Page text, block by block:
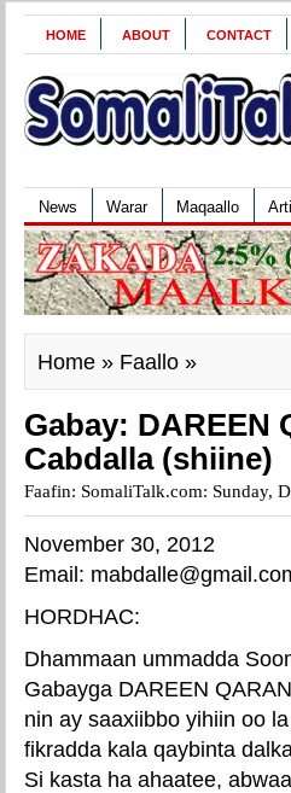
HOME ABOUT CONTACT
News Warar Maqaallo
Home » Faallo »
Gabay: DAREEN
Cabdalla (shiine)
Faafin: SomaliTalk.com: Sunday,
November 30, 2012
Email:
HORDHAC:
Dhammaan ummadda
Gabayga DAREEN
nin ay saaxiibbo yihiin oo
fikradda kala qaybinta
Si kasta ha ahaatee,